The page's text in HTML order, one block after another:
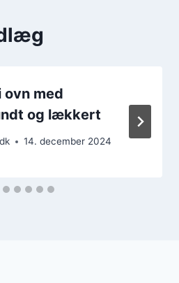
ovn med
og lækkert
14. december 2024